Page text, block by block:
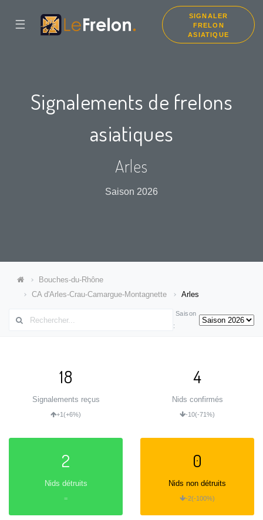
☰
SIGNALER
FRELON
ASIATIQUE
Signalements de frelons
asiatiques
Arles
Saison 2026
Bouches-du-Rhône
CA d'Arles-Crau-Camargue-Montagnette
Arles
Saison
:
18
Signalements reçus
+1(+6%)
4
Nids confirmés
-10(-71%)
2
Nids détruits
=
0
Nids non détruits
-2(-100%)